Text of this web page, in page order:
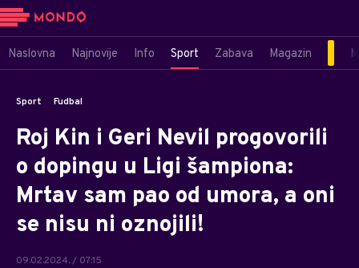
Naslovna Najnovije Info Sport Zabava Magazin
Sport Fudbal
Roj Kin i Geri Nevil progovorili
o dopingu u Ligi šampiona:
Mrtav sam pao od umora, a oni
se nisu ni oznojili!
09.02.2024. / 07:15